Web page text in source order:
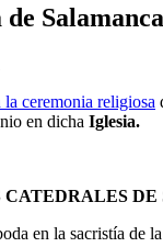
Salamanca
la ceremonia religiosa
en dicha Iglesia.
CATEDRALES
en la sacristía de la